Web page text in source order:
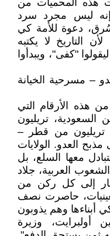
هذه المحميات من
ليس مجرد سرد
دعوة للأمة كي
التاريخ لا يكتبه
"كفى"، ويبدأوا
– مسرحية الخيانة
هذه الأرقام التي
السعودية، تريليون
تريليون من قطر –
العدو. الولايات
معها السلع، بل
العربية، جلاد
إلى كل ركن من
حاصرت نصف
أبناءها وهم يذوبون
أولبرايت، وزيرة